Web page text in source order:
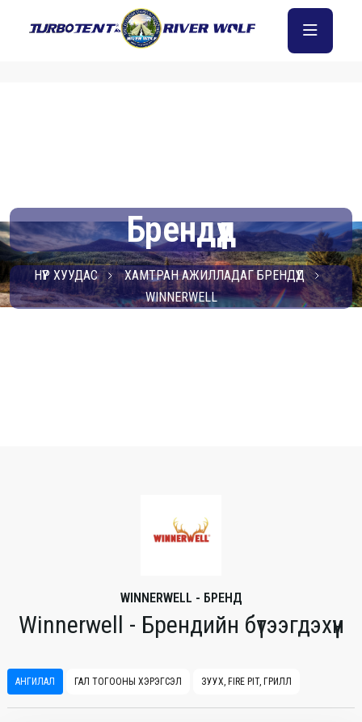
Брендүүд
НҮҮР ХУУДАС
ХАМТРАН АЖИЛЛАДАГ БРЕНДҮҮД
WINNERWELL
WINNERWELL - БРЕНД
Winnerwell - Брендийн бүтээгдэхүүн
АНГИЛАЛ ГАЛ ТОГООНЫ ХЭРЭГСЭЛ ЗУУХ, FIRE PIT, ГРИЛЛ